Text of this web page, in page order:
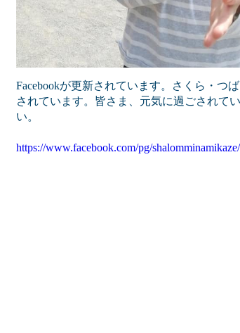
Facebookが更新されています。さくら・つ
されています。皆さま、元気に過ごされて
い。
https://www.facebook.com/pg/